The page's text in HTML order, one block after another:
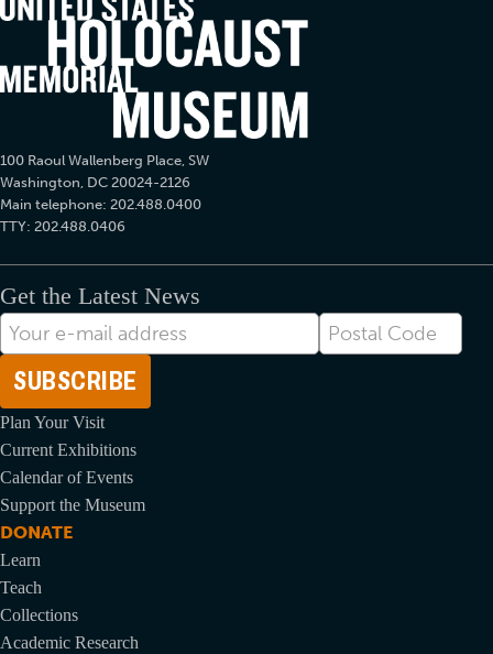
100 Raoul Wallenberg Place, SW
Washington, DC 20024-2126
Main telephone: 202.488.0400
TTY: 202.488.0406
Get the Latest News
Correo
electrónico
Postal
Code
Plan Your Visit
Current Exhibitions
Calendar of Events
Support the Museum
DONATE
Learn
Teach
Collections
Academic Research